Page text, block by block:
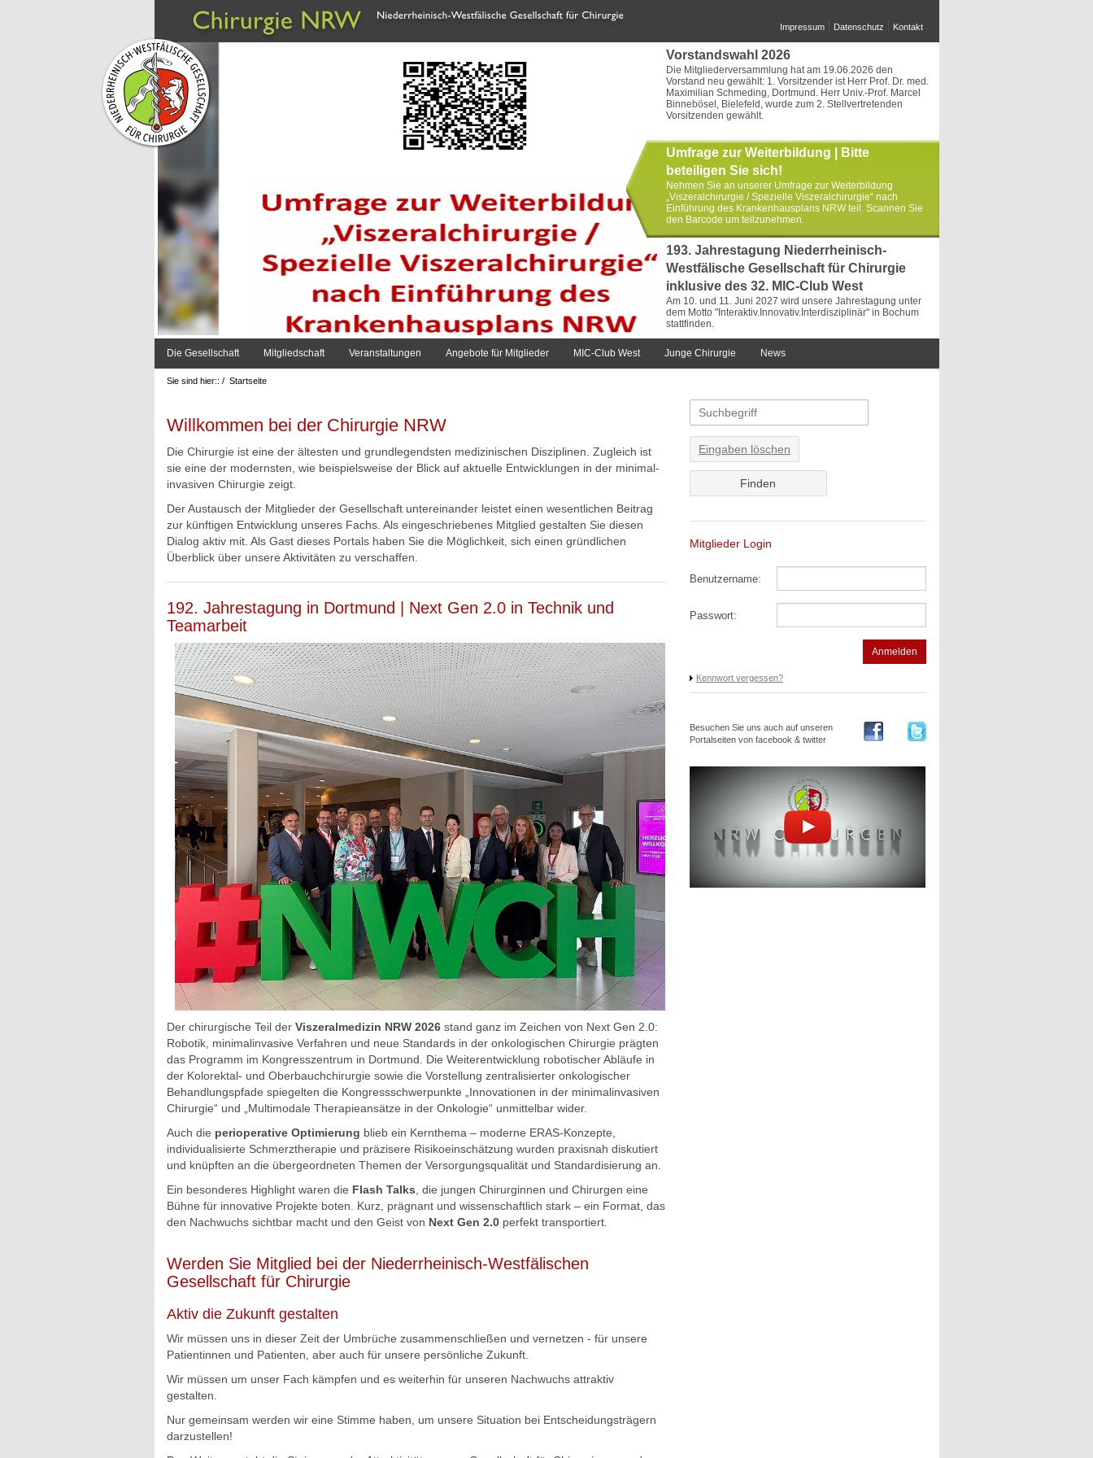
Impressum Datenschutz Kontakt
Vorstandswahl 2026
Die Mitgliederversammlung hat am 19.06.2026 den
Vorstand neu gewählt: 1. Vorsitzender ist Herr Prof. Dr. med.
Maximilian Schmeding, Dortmund. Herr Univ.-Prof. Marcel
Binnebösel, Bielefeld, wurde zum 2. Stellvertretenden
Vorsitzenden gewählt.
Umfrage zur Weiterbildung | Bitte
beteiligen Sie sich!
Nehmen Sie an unserer Umfrage zur Weiterbildung
„Viszeralchirurgie / Spezielle Viszeralchirurgie“ nach
Einführung des Krankenhausplans NRW teil. Scannen Sie
den Barcode um teilzunehmen.
193. Jahrestagung Niederrheinisch-
Westfälische Gesellschaft für Chirurgie
inklusive des 32. MIC-Club West
Am 10. und 11. Juni 2027 wird unsere Jahrestagung unter
dem Motto "Interaktiv.Innovativ.Interdisziplinär" in Bochum
stattfinden.
Die Gesellschaft Mitgliedschaft Veranstaltungen Angebote für Mitglieder MIC-Club West Junge Chirurgie News
Sie sind hier:: / Startseite
Willkommen bei der Chirurgie NRW
Die Chirurgie ist eine der ältesten und grundlegendsten medizinischen Disziplinen. Zugleich ist
sie eine der modernsten, wie beispielsweise der Blick auf aktuelle Entwicklungen in der minimal-
invasiven Chirurgie zeigt.
Der Austausch der Mitglieder der Gesellschaft untereinander leistet einen wesentlichen Beitrag
zur künftigen Entwicklung unseres Fachs. Als eingeschriebenes Mitglied gestalten Sie diesen
Dialog aktiv mit. Als Gast dieses Portals haben Sie die Möglichkeit, sich einen gründlichen
Überblick über unsere Aktivitäten zu verschaffen.
192. Jahrestagung in Dortmund | Next Gen 2.0 in Technik und
Teamarbeit
Der chirurgische Teil der Viszeralmedizin NRW 2026stand ganz im Zeichen von Next Gen 2.0:
Robotik, minimalinvasive Verfahren und neue Standards in der onkologischen Chirurgie prägten
das Programm im Kongresszentrum in Dortmund. Die Weiterentwicklung robotischer Abläufe in
der Kolorektal- und Oberbauchchirurgie sowie die Vorstellung zentralisierter onkologischer
Behandlungspfade spiegelten die Kongressschwerpunkte „Innovationen in der minimalinvasiven
Chirurgie“ und „Multimodale Therapieansätze in der Onkologie“ unmittelbar wider.
Auch die perioperative Optimierung blieb ein Kernthema – moderne ERAS-Konzepte,
individualisierte Schmerztherapie und präzisere Risikoeinschätzung wurden praxisnah diskutiert
und knüpften an die übergeordneten Themen der Versorgungsqualität und Standardisierung an.
Ein besonderes Highlight waren die Flash Talks, die jungen Chirurginnen und Chirurgen eine
Bühne für innovative Projekte boten. Kurz, prägnant und wissenschaftlich stark – ein Format, das
den Nachwuchs sichtbar macht und den Geist von Next Gen 2.0 perfekt transportiert.
Werden Sie Mitglied bei der Niederrheinisch-Westfälischen
Gesellschaft für Chirurgie
Aktiv die Zukunft gestalten
Wir müssen uns in dieser Zeit der Umbrüche zusammenschließen und vernetzen - für unsere
Patientinnen und Patienten, aber auch für unsere persönliche Zukunft.
Wir müssen um unser Fach kämpfen und es weiterhin für unseren Nachwuchs attraktiv
gestalten.
Nur gemeinsam werden wir eine Stimme haben, um unsere Situation bei Entscheidungsträgern
darzustellen!
Eingaben löschen
Mitglieder Login
Benutzername:
Passwort:
Kennwort vergessen?
Besuchen Sie uns auch auf unseren
Portalseiten von facebook & twitter